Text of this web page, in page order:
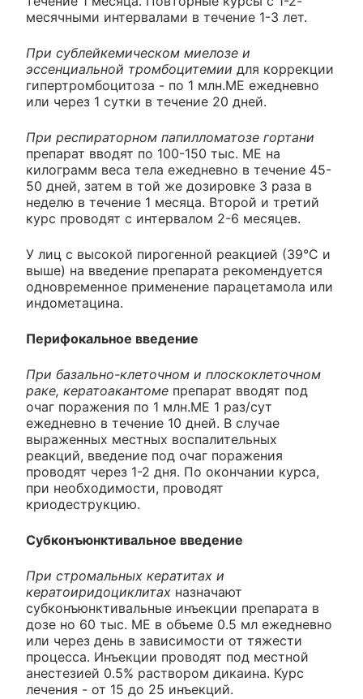
месячными интервалами в течение 1-3 лет.
При сублейкемическом миелозе и
эссенциальной тромбоцитемии для коррекции
гипертромбоцитоза - по 1 млн.ME ежедневно
или через 1 сутки в течение 20 дней.
При респираторном папилломатозе гортани
препарат вводят по 100-150 тыс. ME на
килограмм веса тела ежедневно в течение 45-
50 дней, затем в той же дозировке 3 раза в
неделю в течение 1 месяца. Второй и третий
курс проводят с интервалом 2-6 месяцев.
У лиц с высокой пирогенной реакцией (39°С и
выше) на введение препарата рекомендуется
одновременное применение парацетамола или
индометацина.
Перифокальное введение
При базально-клеточном и плоскоклеточном
раке, кератоакантоме препарат вводят под
очаг поражения по 1 млн.ME 1 раз/сут
ежедневно в течение 10 дней. В случае
выраженных местных воспалительных
реакций, введение под очаг поражения
проводят через 1-2 дня. По окончании курса,
при необходимости, проводят
криодеструкцию.
Субконъюнктивальное введение
При стромальных кератитах и
кератоиридоциклитах назначают
субконъюнктивальные инъекции препарата в
дозе но 60 тыс. ME в объеме 0.5 мл ежедневно
или через день в зависимости от тяжести
процесса. Инъекции проводят под местной
анестезией 0.5% раствором дикаина. Курс
лечения - от 15 до 25 инъекций.